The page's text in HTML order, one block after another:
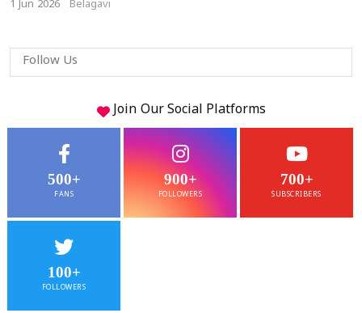
1 Jun 2026 Belagavi
Follow Us
Join Our Social Platforms
500+
FANS
900+
FOLLOWERS
700+
SUBSCRIBERS
100+
FOLLOWERS